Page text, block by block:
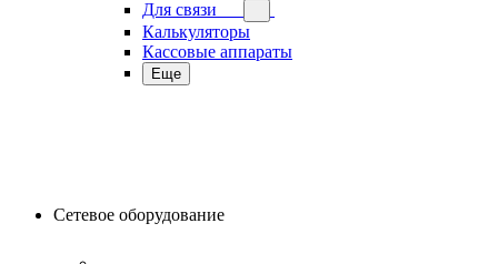
Для связи
Калькуляторы
Кассовые аппараты
Еще
Сетевое оборудование